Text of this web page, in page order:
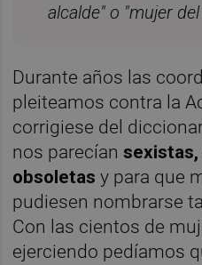
alcalde" o "mujer
Durante años las
pleiteamos contra la
corrigiese del
nos parecían
obsoletas y para que
pudiesen nombrarse
Con las cientos de
ejerciendo pedíamos